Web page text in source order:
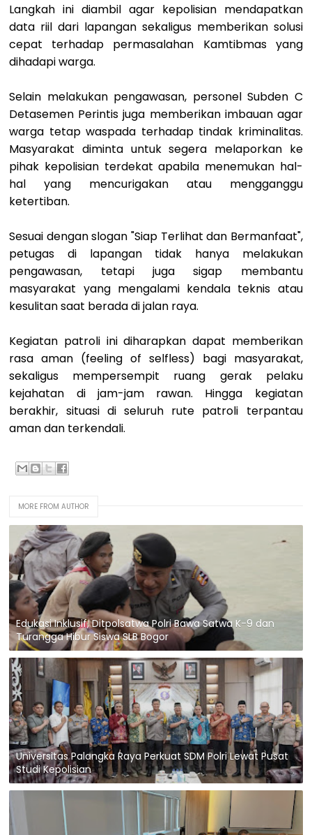
Langkah ini diambil agar kepolisian mendapatkan
data riil dari lapangan sekaligus memberikan solusi
cepat terhadap permasalahan Kamtibmas yang
dihadapi warga.
Selain melakukan pengawasan, personel Subden C
Detasemen Perintis juga memberikan imbauan agar
warga tetap waspada terhadap tindak kriminalitas.
Masyarakat diminta untuk segera melaporkan ke
pihak kepolisian terdekat apabila menemukan hal-
hal yang mencurigakan atau mengganggu
ketertiban.
Sesuai dengan slogan "Siap Terlihat dan Bermanfaat",
petugas di lapangan tidak hanya melakukan
pengawasan, tetapi juga sigap membantu
masyarakat yang mengalami kendala teknis atau
kesulitan saat berada di jalan raya.
Kegiatan patroli ini diharapkan dapat memberikan
rasa aman (feeling of selfless) bagi masyarakat,
sekaligus mempersempit ruang gerak pelaku
kejahatan di jam-jam rawan. Hingga kegiatan
berakhir, situasi di seluruh rute patroli terpantau
aman dan terkendali.
MORE FROM AUTHOR
Edukasi Inklusif, Ditpolsatwa Polri Bawa Satwa K-9 dan
Turangga Hibur Siswa SLB Bogor
Universitas Palangka Raya Perkuat SDM Polri Lewat Pusat
Studi Kepolisian